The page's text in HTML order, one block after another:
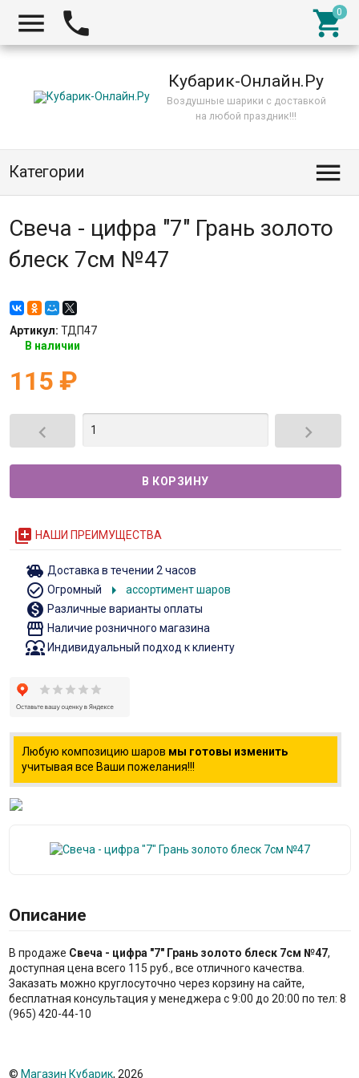
  
Кубарик-Онлайн.Ру
Воздушные шарики с доставкой
на любой праздник!!!
Категории 
Свеча - цифра "7" Грань золото
блеск 7см №47
Артикул: ТДП47
В наличии
115 ₽
 
queue НАШИ ПРЕИМУЩЕСТВА
toys Доставка в течении 2 часов
check_circle_outline Огромный arrow_right ассортимент шаров
monetization_on Различные варианты оплаты
storefront Наличие розничного магазина
diversity_1Индивидуальный подход к клиенту
Любую композицию шаров мы готовы изменить
учитывая все Ваши пожелания!!!
Описание
В продаже Свеча - цифра "7" Грань золото блеск 7см №47,
доступная цена всего 115 руб., все отличного качества.
Заказать можно круглосуточно через корзину на сайте,
бесплатная консультация у менеджера с 9:00 до 20:00 по тел: 8
(965) 420-44-10
© Магазин Кубарик, 2026